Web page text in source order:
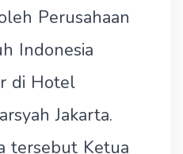
Perusahaan
Indonesia
di Hotel
Jakarta.
tersebut Ketua